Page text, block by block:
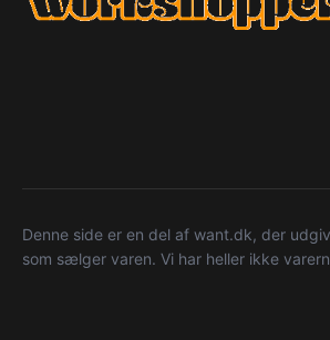
Denne side er en del af want.dk, der
som sælger varen. Vi har heller ikke